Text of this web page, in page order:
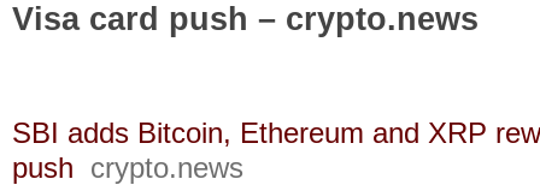
Visa card push – crypto.news
SBI adds Bitcoin, Ethereum and XRP
push crypto.news